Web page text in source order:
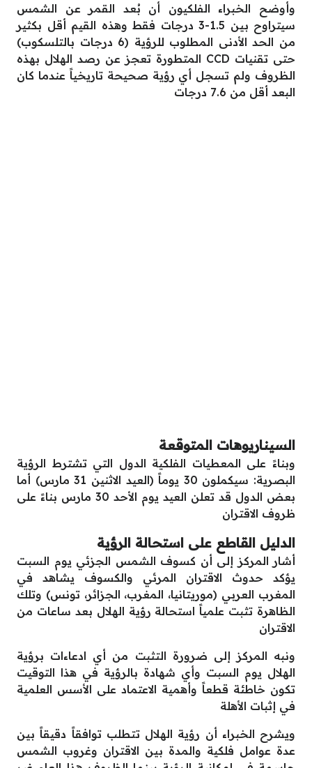
وأوضح الخبراء الفلكيون أن بُعد القمر عن الشمس
سيتراوح بين 1.5-3 درجات فقط وهذه القيم أقل بكثير
من الحد الأدنى المطلوب للرؤية (6 درجات بالتلسكوب)
حتى تقنيات CCD المتطورة تعجز عن رصد الهلال بهذه
الظروف ولم تسجل أي رؤية صحيحة تاريخياً عندما كان
البعد أقل من 7.6 درجات
السيناريوهات المتوقعة
وبناءً على المعطيات الفلكية الدول التي تشترط الرؤية
البصرية: سيكملون 30 يوماً (العيد الاثنين 31 مارس) أما
بعض الدول قد تعلن العيد يوم الأحد 30 مارس بناءً على
ظروف الاقتران
الدليل القاطع على استحالة الرؤية
أشار المركز إلى أن كسوف الشمس الجزئي يوم السبت
يؤكد حدوث الاقتران المرئي والكسوف يشاهد في
المغرب العربي (موريتانيا، المغرب، الجزائر، تونس) وتلك
الظاهرة تثبت علمياً استحالة رؤية الهلال بعد ساعات من
الاقتران
ونبه المركز إلى ضرورة التثبت من أي ادعاءات برؤية
الهلال يوم السبت وأي شهادة بالرؤية في هذا التوقيت
تكون خاطئة قطعاً وأهمية الاعتماد على الأسس العلمية
في إثبات الأهلة
ويشرح الخبراء أن رؤية الهلال تتطلب توافقاً دقيقاً بين
عدة عوامل فلكية والمدة بين الاقتران وغروب الشمس